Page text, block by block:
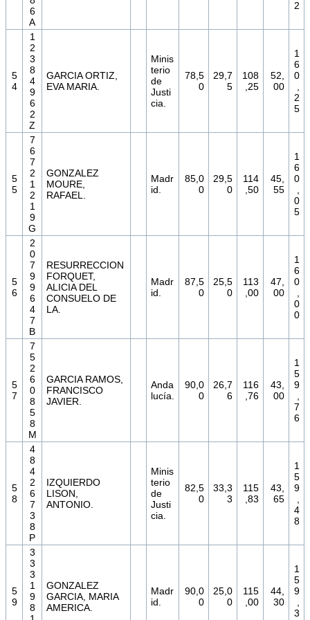
6
A
2
5
4
1
2
3
8
4
9
6
2
Z
GARCIA ORTIZ,
EVA MARIA.
Minis
terio
de
Justi
cia.
78,5
0
29,7
5
108
,25
52,
00
1
6
0
2
5
5
5
7
6
7
2
1
2
1
9
G
GONZALEZ
MOURE,
RAFAEL.
Madr
id.
85,0
0
29,5
0
114
,50
45,
55
1
6
0
0
5
5
6
2
0
7
9
9
6
4
7
B
RESURRECCION
FORQUET,
ALICIA DEL
CONSUELO DE
LA.
Madr
id.
87,5
0
25,5
0
113
,00
47,
00
1
6
0
0
0
5
7
7
5
2
6
0
8
5
8
M
GARCIA RAMOS,
FRANCISCO
JAVIER.
Anda
lucía.
90,0
0
26,7
6
116
,76
43,
00
1
5
9
7
6
5
8
4
8
4
2
6
7
3
8
P
IZQUIERDO
LISON,
ANTONIO.
Minis
terio
de
Justi
cia.
82,5
0
33,3
3
115
,83
43,
65
1
5
9
4
8
5
9
3
3
3
1
9
8
GONZALEZ
GARCIA, MARIA
AMERICA.
Madr
id.
90,0
0
25,0
0
115
,00
44,
30
1
5
9
3